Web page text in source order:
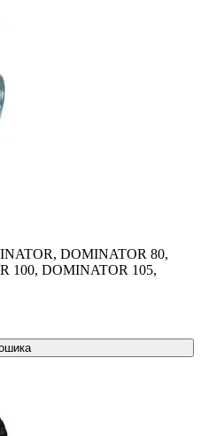
DOMINATOR 80,
100, DOMINATOR 105,